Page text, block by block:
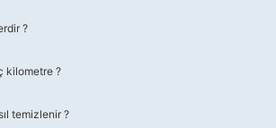
?
kilometre ?
temizlenir ?